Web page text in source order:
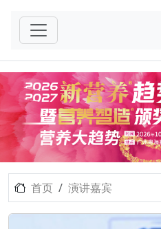
首页 演讲嘉宾